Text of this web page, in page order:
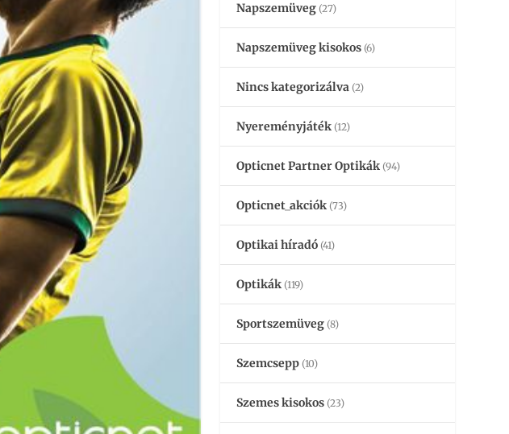
Napszemüveg (27)
Napszemüveg kisokos (6)
Nincs kategorizálva (2)
Nyereményjáték (12)
Opticnet Partner Optikák (94)
Opticnet_akciók (73)
Optikai híradó (41)
Optikák (119)
Sportszemüveg (8)
Szemcsepp (10)
Szemes kisokos (23)